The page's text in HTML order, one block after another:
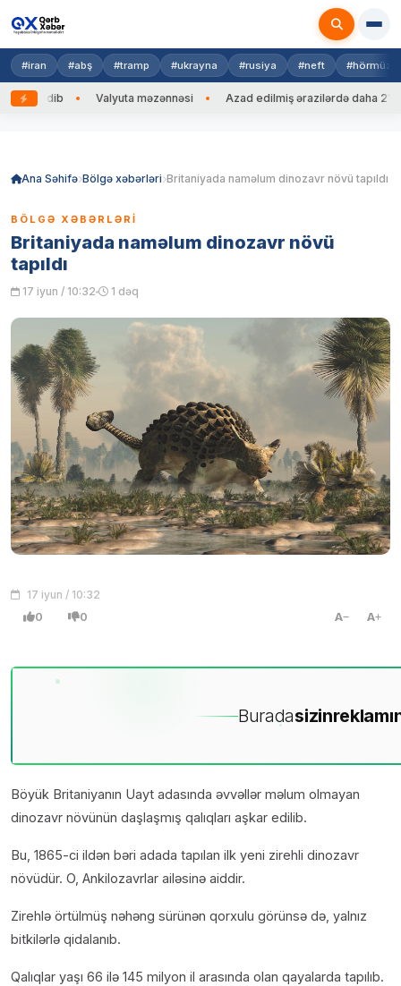
#iran #abş #tramp #ukrayna #rusiya #neft #hörmüz
edib Valyuta məzənnəsi Azad edilmiş ərazilərdə daha 212
Ana Səhifə Bölgə xəbərləri Britaniyada naməlum dinozavr növü tapıldı
BÖLGƏ XƏBƏRLƏRI
Britaniyada naməlum dinozavr növü
tapıldı
17 iyun / 10:32 1 dəq
17 iyun / 10:32
0 0 A A
Buradasizin
Böyük Britaniyanın Uayt adasında əvvəllər məlum olmayan
dinozavr növünün daşlaşmış qalıqları aşkar edilib.
Bu, 1865-ci ildən bəri adada tapılan ilk yeni zirehli dinozavr
növüdür. O, Ankilozavrlar ailəsinə aiddir.
Zirehlə örtülmüş nəhəng sürünən qorxulu görünsə də, yalnız
bitkilərlə qidalanıb.
Qalıqlar yaşı 66 ilə 145 milyon il arasında olan qayalarda tapılıb.